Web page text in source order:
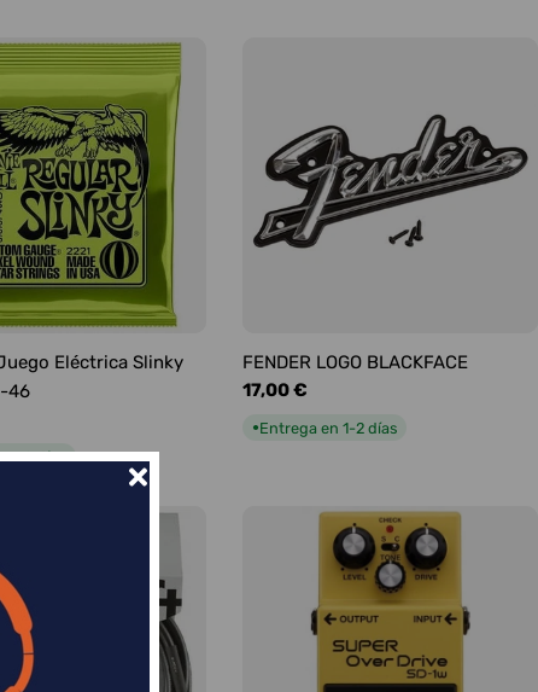
Eléctrica Slinky
46
1-2 días
FENDER LOGO BLACKFACE
Precio
17,00 €
●Entrega en 1-2 días